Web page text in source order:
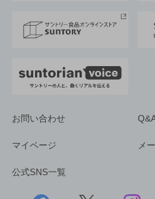
採用情報
お問い合わせ
マイページ メ
公式SNS一覧